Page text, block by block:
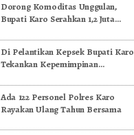
Dorong Komoditas Unggulan,
Bupati Karo Serahkan 1,2 Juta
Di Pelantikan Kepsek Bupati Karo
Tekankan Kepemimpinan
Pendidikan
Ada 122 Personel Polres Karo
Rayakan Ulang Tahun Bersama